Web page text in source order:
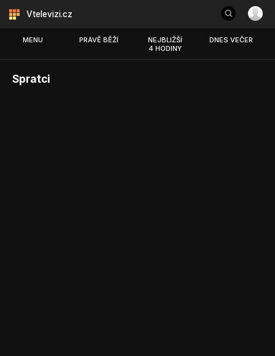
Vtelevizi.cz
MENU PRÁVĚ BĚŽÍ
NEJBLIŽŠÍ
4 HODINY
DNES VEČER
Spratci